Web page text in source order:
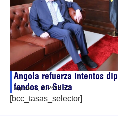
Angola refuerza intentos
fondos en Suiza
agosto 7, 202614:52
[bcc_tasas_selector]